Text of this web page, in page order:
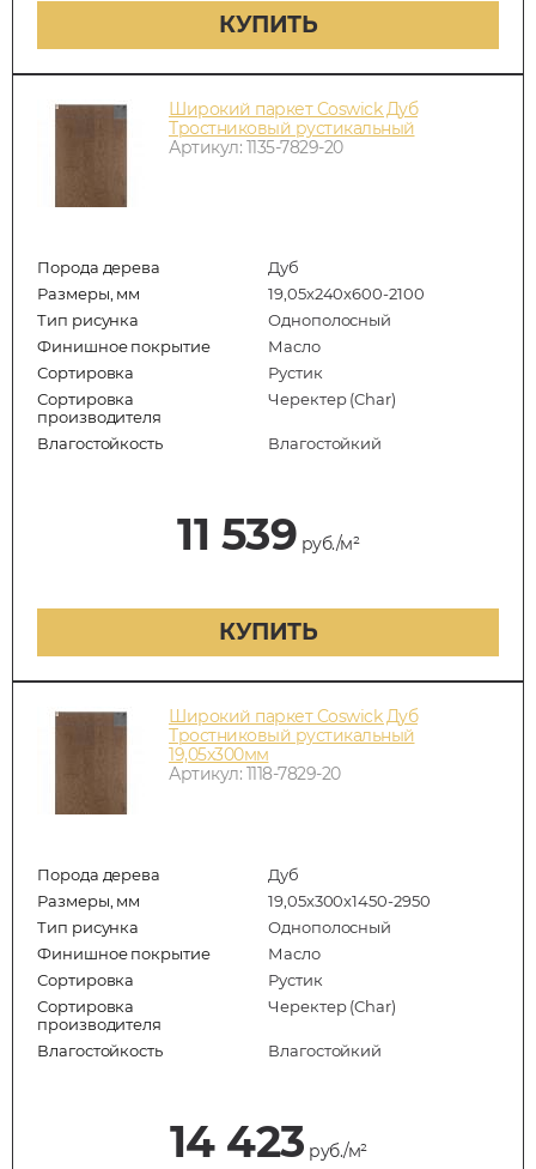
КУПИТЬ
Широкий паркет Coswick Дуб
Тростниковый рустикальный
Артикул: 1135-7829-20
Порода дерева
Дуб
Размеры, мм
19,05x240x600-2100
Тип рисунка
Однополосный
Финишное покрытие
Масло
Сортировка
Рустик
Сортировка
производителя
Черектер (Char)
Влагостойкость Влагостойкий
11 539 руб./м²
КУПИТЬ
Широкий паркет Coswick Дуб
Тростниковый рустикальный
19,05х300мм
Артикул: 1118-7829-20
Порода дерева
Дуб
Размеры, мм
19,05x300x1450-2950
Тип рисунка
Однополосный
Финишное покрытие
Масло
Сортировка
Рустик
Сортировка
производителя
Черектер (Char)
Влагостойкость Влагостойкий
14 423 руб./м²